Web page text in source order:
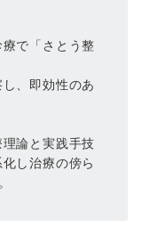
で「さとう整
、即効性のあ
論と実践手技
し治療の傍ら